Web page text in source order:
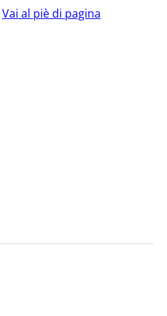
Vai al piè di pagina